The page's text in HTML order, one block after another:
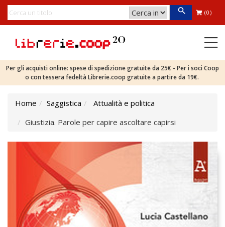
(0)
Per gli acquisti online: spese di spedizione gratuite da 25€ - Per i soci Coop
o con tessera fedeltà Librerie.coop gratuite a partire da 19€.
Home Saggistica
Attualità e politica
Giustizia. Parole per capire ascoltare capirsi